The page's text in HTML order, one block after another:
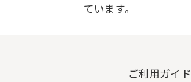
ています。
ご利用ガイド